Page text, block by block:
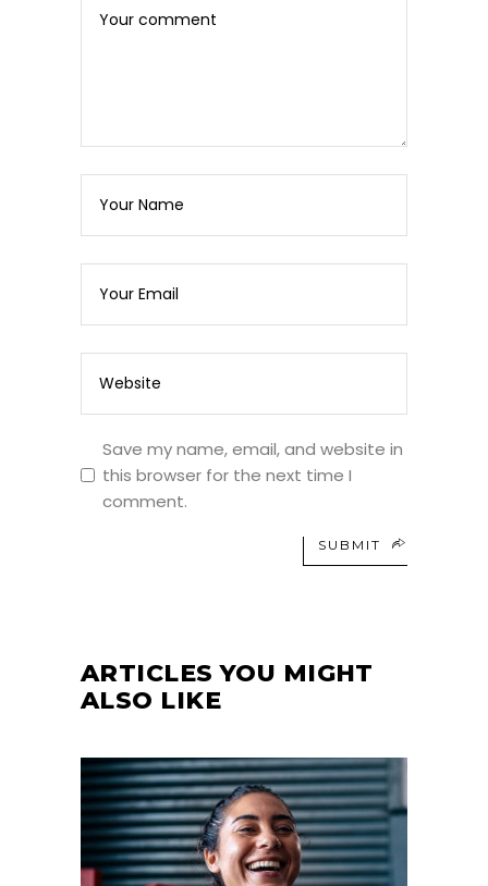
Save my name, email, and website in
this browser for the next time I
comment.
SUBMIT
ARTICLES YOU MIGHT
ALSO LIKE